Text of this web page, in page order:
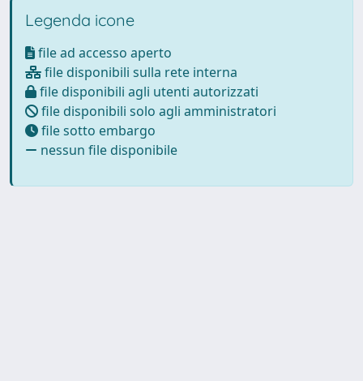
Legenda icone
file ad accesso aperto
file disponibili sulla rete interna
file disponibili agli utenti autorizzati
file disponibili solo agli amministratori
file sotto embargo
nessun file disponibile